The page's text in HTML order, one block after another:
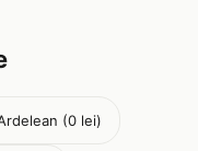
(0 lei)